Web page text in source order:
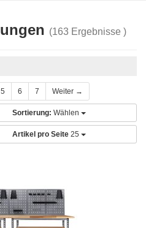
(163 Ergebnisse )
5 6 7 Weiter →
Sortierung: Wählen
Artikel pro Seite 25